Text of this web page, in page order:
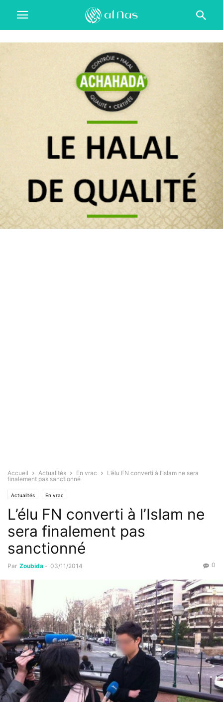
Accueil Actualités En vrac
L’élu FN converti à l’Islam ne sera
finalement pas sanctionné
Actualités En vrac
L’élu FN converti à l’Islam ne
sera finalement pas
sanctionné
Par Zoubida - 03/11/2014 0